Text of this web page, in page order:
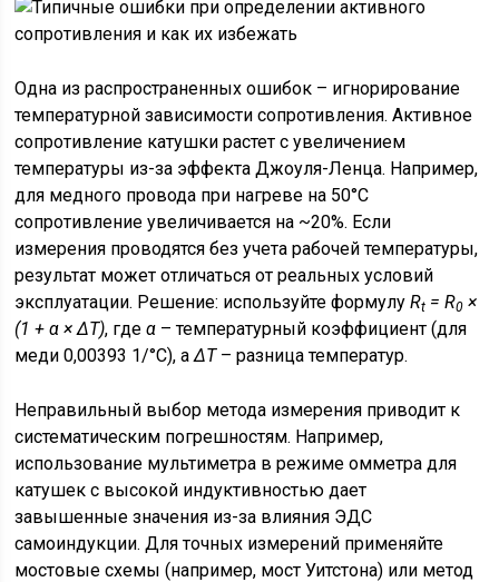
Одна из распространенных ошибок – игнорирование
температурной зависимости сопротивления. Активное
сопротивление катушки растет с увеличением
температуры из-за эффекта Джоуля-Ленца. Например,
для медного провода при нагреве на 50°C
сопротивление увеличивается на ~20%. Если
измерения проводятся без учета рабочей температуры,
результат может отличаться от реальных условий
эксплуатации. Решение: используйте формулуRt = R0 ×
(1 + α × ΔT), гдеα – температурный коэффициент (для
меди 0,00393 1/°C), аΔT– разница температур.
Неправильный выбор метода измерения приводит к
систематическим погрешностям. Например,
использование мультиметра в режиме омметра для
катушек с высокой индуктивностью дает
завышенные значения из-за влияния ЭДС
самоиндукции. Для точных измерений применяйте
мостовые схемы (например, мост Уитстона) или метод